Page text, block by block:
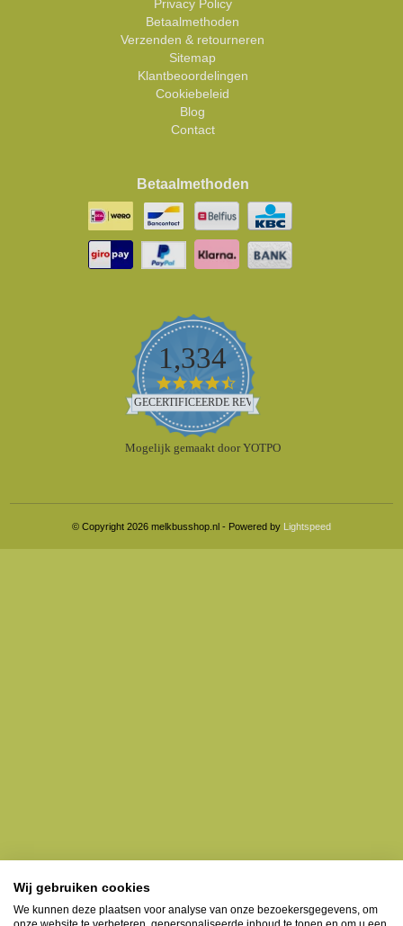
Privacy Policy
Betaalmethoden
Verzenden & retourneren
Sitemap
Klantbeoordelingen
Cookiebeleid
Blog
Contact
Betaalmethoden
1,334
4.5
star
rating
GECERTIFICEERDE REVIEWS
Mogelijk gemaakt door YOTPO
© Copyright 2026 melkbusshop.nl - Powered by Lightspeed
Wij gebruiken cookies
We kunnen deze plaatsen voor analyse van onze bezoekersgegevens, om